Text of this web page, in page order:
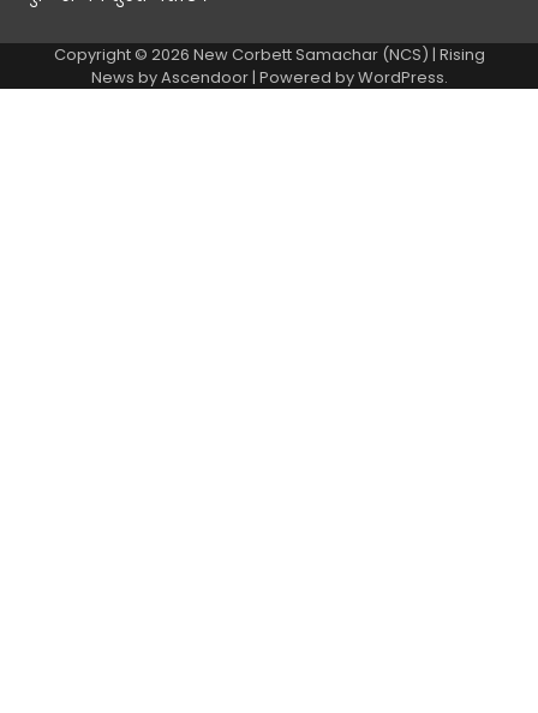
Copyright © 2026 New Corbett Samachar (NCS) | Rising
News byAscendoor| Powered byWordPress.